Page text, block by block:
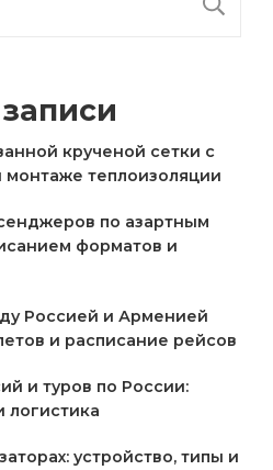
крученой сетки с
монтаже теплоизоляции
по азартным
форматов и
Россией и Арменией
и расписание рейсов
и туров по России:
устройство, типы и